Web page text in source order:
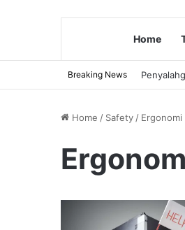
Home
Breaking News
Home / Safety / Ergonomi